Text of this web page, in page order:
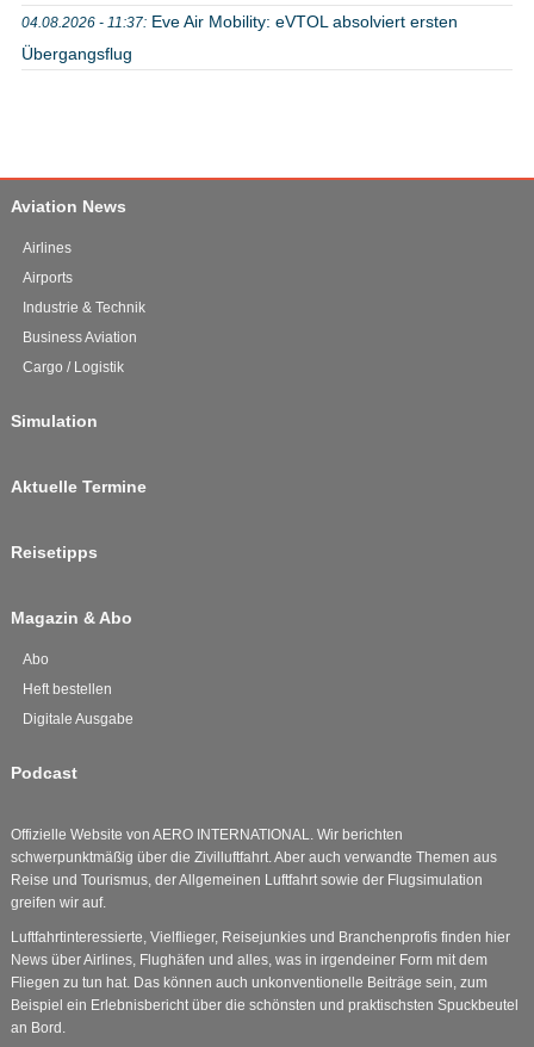
04.08.2026 - 11:37: Eve Air Mobility: eVTOL absolviert ersten
Übergangsflug
Aviation News
Airlines
Airports
Industrie & Technik
Business Aviation
Cargo / Logistik
Simulation
Aktuelle Termine
Reisetipps
Magazin & Abo
Abo
Heft bestellen
Digitale Ausgabe
Podcast
Offizielle Website von AERO INTERNATIONAL. Wir berichten
schwerpunktmäßig über die Zivilluftfahrt. Aber auch verwandte Themen aus
Reise und Tourismus, der Allgemeinen Luftfahrt sowie der Flugsimulation
greifen wir auf.
Luftfahrtinteressierte, Vielflieger, Reisejunkies und Branchenprofis finden hier
News über Airlines, Flughäfen und alles, was in irgendeiner Form mit dem
Fliegen zu tun hat. Das können auch unkonventionelle Beiträge sein, zum
Beispiel ein Erlebnisbericht über die schönsten und praktischsten Spuckbeutel
an Bord.